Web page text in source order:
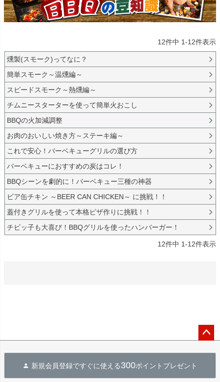
12件中 1-12件表示
燻製(スモーク)ってなに？
簡単スモーク～温燻編～
スピードスモーク～熱燻編～
チムニースターターを使って簡単火おこし
BBQの火加減調整
お肉のおいしい焼き方～ステーキ編～
これで安心！バーベキューグリルの選び方
バーベキューにおすすめの炭はコレ！
BBQシーンを劇的に！バーベキュー三種の神器
ビア缶チキン ～BEER CAN CHICKEN～ に挑戦！！
蓋付きグリルを使って本格ピザ作りに挑戦！！
チビッ子も大喜び！BBQグリルを使ったハンバーガー！
12件中 1-12件表示
へ
新規会員登録ですぐに使える300ポイントプレゼント